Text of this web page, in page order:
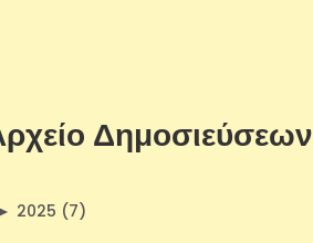
Δημοσιεύσεων
2025 (7)